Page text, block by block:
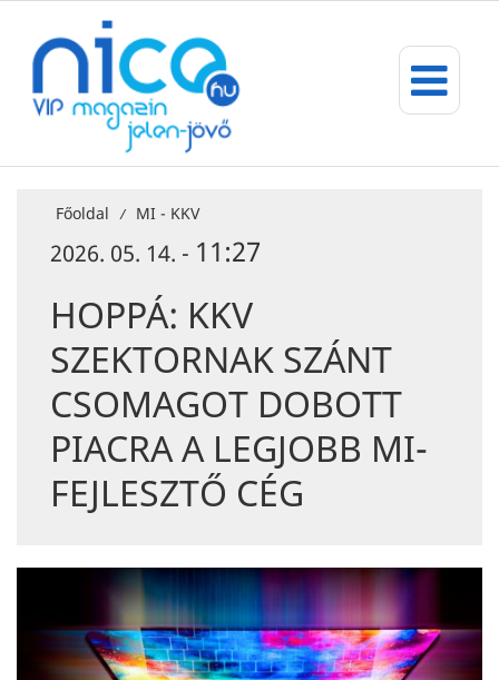
Főoldal / MI - KKV
2026. 05. 14. - 11:27
HOPPÁ: KKV
SZEKTORNAK SZÁNT
CSOMAGOT DOBOTT
PIACRA A LEGJOBB MI-
FEJLESZTŐ CÉG